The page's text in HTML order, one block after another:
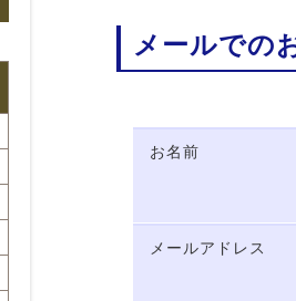
メールでの
お名前
メールアドレス